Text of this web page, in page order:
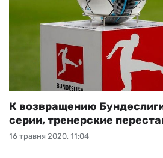
16 травня 2020, 11:04
К возвращению
серии, тренерские